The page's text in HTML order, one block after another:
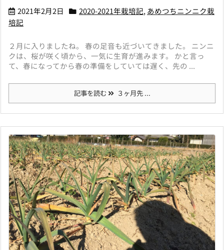
2021年2月2日 2020-2021年栽培記, あめつちニンニク栽
培記
２月に入りましたね。 春の足音も近づいてきました。 ニンニ
クは、桜が咲く頃から、一気に生育が進みます。 かと言っ
て、春になってから春の準備をしていては遅く、先の ...
記事を読む ３ヶ月先 ...